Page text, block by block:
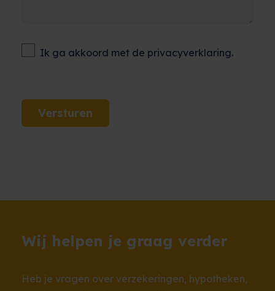
Ik ga akkoord met de privacyverklaring.
Versturen
Wij helpen je graag verder
Heb je vragen over verzekeringen, hypotheken,